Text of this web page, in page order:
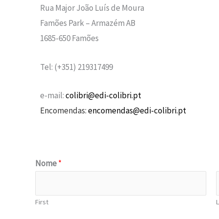
Rua Major João Luís de Moura
Famões Park – Armazém AB
1685-650 Famões
Tel: (+351) 219317499
e-mail:colibri@edi-colibri.pt
Encomendas:encomendas@edi-colibri.pt
Nome*
First